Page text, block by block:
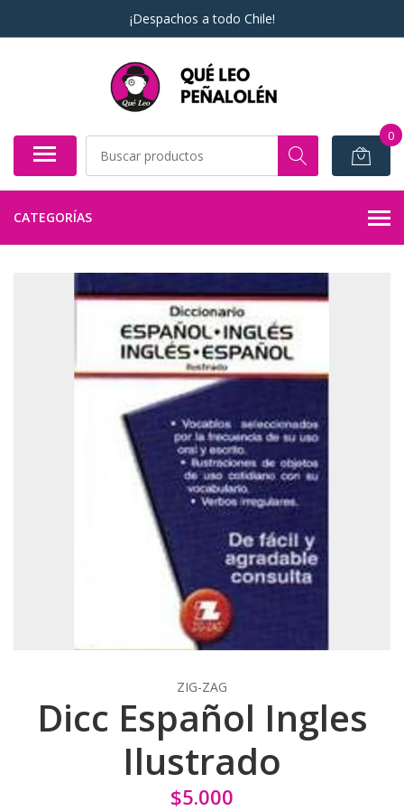
¡Despachos a todo Chile!
0
CATEGORÍAS
ZIG-ZAG
Dicc Español Ingles
Ilustrado
$5.000